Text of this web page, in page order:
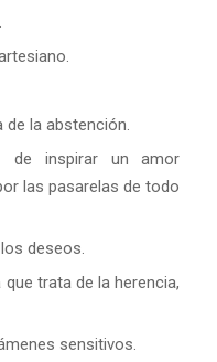
de la abstención.
de inspirar un amor
las pasarelas de todo
deseos.
trata de la herencia,
sensitivos.